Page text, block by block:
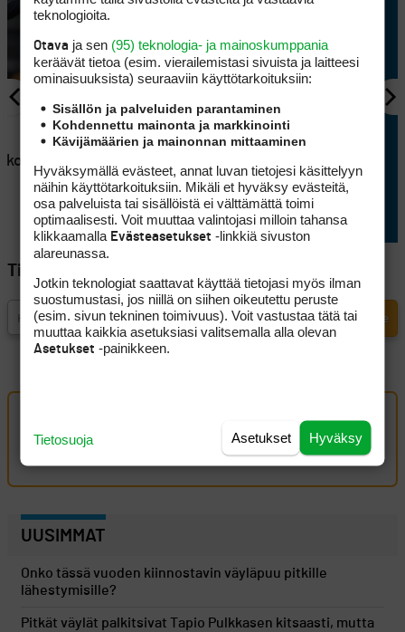
AJANKOHTAISTA
Lappajärvellä kisataan
erikoisessa golftriathlonissa
Tilaa Golfpisteen uutiskirje
Kirjaudu sisään kommentoidaksesi
UUSIMMAT
Onko tässä vuoden kiinnostavin väyläpuu pitkille
lähestymisille?
Pitkät väylät palkitsivat Tapio Pulkkasen kitsaasti, mutta
teknologioita.
Otava ja sen (95) teknologia- ja mainoskumppania
keräävät tietoa (esim. vierailemis­tasi sivuista ja laitteesi
ominaisuuk­sista) seuraaviin käyttötarkoituksiin:
Sisällön ja palveluiden parantaminen
Kohdennettu mainonta ja markkinointi
Kävijämäärien ja mainonnan mittaaminen
Hyväksymällä evästeet, annat luvan tietojesi käsittelyyn
näihin käyttötarkoituksiin. Mikäli et hyväksy evästeitä,
osa palveluista tai sisällöistä ei välttämättä toimi
optimaalisesti. Voit muuttaa valintojasi milloin tahansa
klikkaamalla Evästeasetukset -linkkiä sivuston
alareunassa.
Jotkin teknologiat saattavat käyttää tietojasi myös ilman
suostumustasi, jos niillä on siihen oikeutettu peruste
(esim. sivun tekninen toimivuus). Voit vastustaa tätä tai
muuttaa kaikkia asetuksiasi valitsemalla alla olevan
Asetukset -painikkeen.
Hyväksy
Asetukset
Tietosuoja